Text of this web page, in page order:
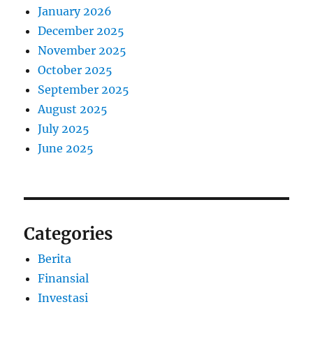
January 2026
December 2025
November 2025
October 2025
September 2025
August 2025
July 2025
June 2025
Categories
Berita
Finansial
Investasi